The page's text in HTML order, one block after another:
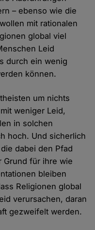
– ebenso wie die
mit rationalen
global viel
Leid
durch ein wenig
können.
um nichts
weniger Leid,
in solchen
hoch. Und sicherlich
dabei den Pfad
Grund für ihre wie
bleiben
Religionen global
verursachen, daran
gezweifelt werden.